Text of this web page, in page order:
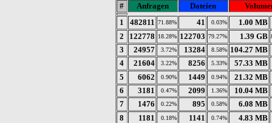
# Anfragen Dateien
1
482811 71.88% 41 0.03%
1.00 MB
2
122778 18.28% 122703 79.27% 1.39 GB
3 24957 3.72% 13284 8.58% 104.27 MB
4
21604 3.22% 8256 5.33%
57.33 MB
5
6062 0.90% 1449 0.94%
21.32 MB
6
3181 0.47% 2099 1.36%
10.04 MB
7
1476 0.22% 895 0.58%
6.08 MB
8
1181 0.18% 1141 0.74%
4.83 MB